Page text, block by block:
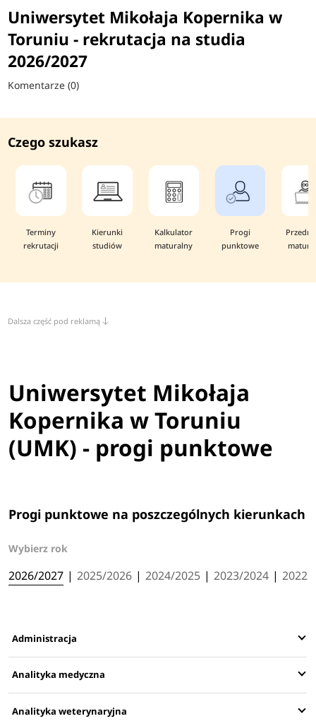
Uniwersytet Mikołaja Kopernika w
Toruniu - rekrutacja na studia
2026/2027
Komentarze (0)
Czego szukasz
Terminy
rekrutacji
Kierunki
studiów
Kalkulator
maturalny
Progi
punktowe
Dalsza część pod reklamą
Uniwersytet Mikołaja
Kopernika w Toruniu
(UMK) - progi punktowe
Progi punktowe na poszczególnych kierunkach
Wybierz rok
2026/2027 | 2025/2026 | 2024/2025 | 2023/2024 | 2022/
Administracja
Analityka medyczna
Analityka weterynaryjna